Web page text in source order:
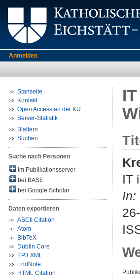
Anmelden
Startseite
Kontakt
Open Access an der KU
Server-Statistik
Blättern
Suchen
Suche nach Personen
im Publikationsserver
bei BASE
bei Google Scholar
Daten exportieren
ASCII Citation
Atom
BibTeX
Dublin Core
EP3 XML
EndNote
HTML Citation
IT
In: